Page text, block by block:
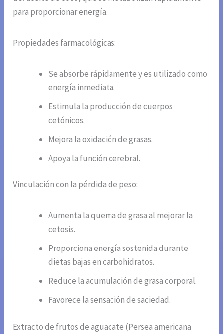
para proporcionar energía.
Propiedades farmacológicas:
Se absorbe rápidamente y es utilizado como
energía inmediata.
Estimula la producción de cuerpos
cetónicos.
Mejora la oxidación de grasas.
Apoya la función cerebral.
Vinculación con la pérdida de peso:
Aumenta la quema de grasa al mejorar la
cetosis.
Proporciona energía sostenida durante
dietas bajas en carbohidratos.
Reduce la acumulación de grasa corporal.
Favorece la sensación de saciedad.
Extracto de frutos de aguacate (Persea americana